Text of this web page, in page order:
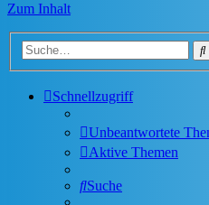
Zum Inhalt
Schnellzugriff
Unbeantwortete
Aktive Themen
Suche